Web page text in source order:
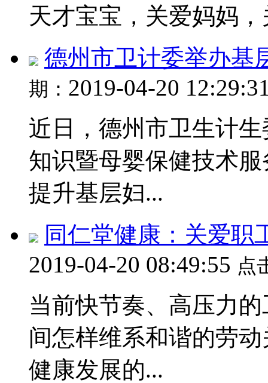
天才宝宝，关爱妈妈
德州市卫计委举办基
期： 2019-04-20
近日，德州市卫生计
知识暨母婴保健技术
提升基层妇...
同仁堂健康：关爱职
2019-04-20 08:49:55 点
当前快节奏、高压力
间怎样维系和谐的劳
健康发展的...